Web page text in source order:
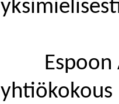
yhtiökokous